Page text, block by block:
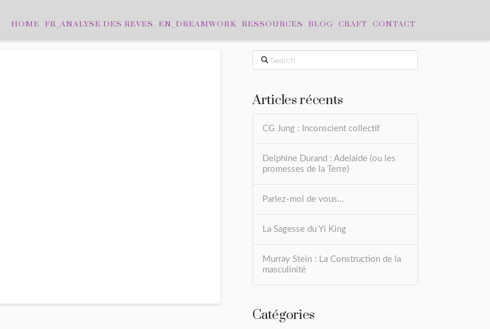
HOME FR_ANALYSE DES REVES EN_DREAMWORK RESSOURCES BLOG CRAFT CONTACT
Search
Articles récents
CG Jung : Inconscient collectif
Delphine Durand : Adelaide (ou les
promesses de la Terre)
Parlez-moi de vous…
La Sagesse du Yi King
Murray Stein : La Construction de la
masculinité
Catégories